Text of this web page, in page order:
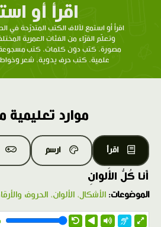
اقرأ أو
اقرأ أو استمع لآلاف الكتب المتدرّحة في
وتعلّم القرّاء من الفئات العمرية
مصورة، كتب دون كلمات، كتب
علمية، كتب حرف يدوية، شعر
موارد تعليمية
اقرأ ارسم
أَنا كُلُّ الأَلوانِ
الموضوعات: الأشكال، الألوان، الحروف